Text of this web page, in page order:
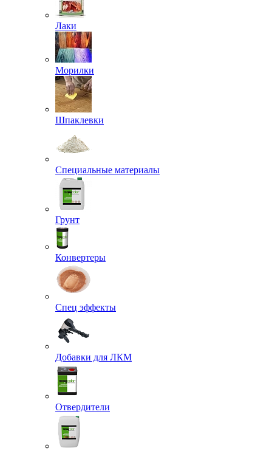
Лаки
Морилки
Шпаклевки
Специальные материалы
Грунт
Конвертеры
Спец эффекты
Добавки для ЛКМ
Отвердители